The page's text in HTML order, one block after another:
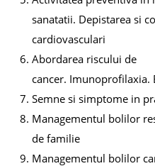
sanatatii. Depistarea si
cardiovasculari
Abordarea riscului de
cancer. Imunoprofilaxia.
Semne si simptome in
Managementul bolilor
de familie
Managementul bolilor